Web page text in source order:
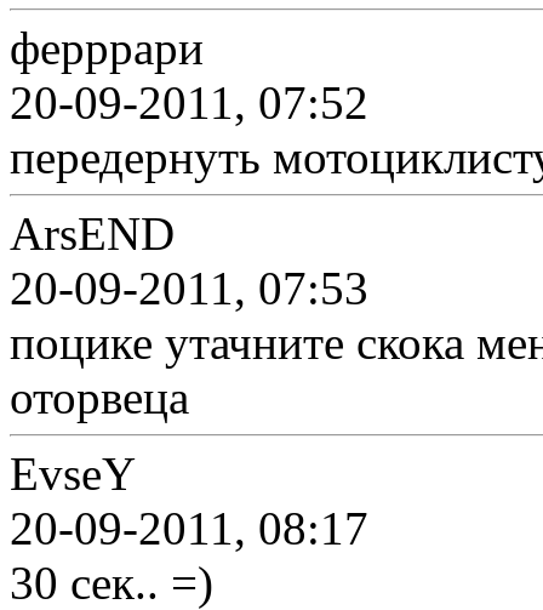
ферррари
20-09-2011, 07:52
передернуть
ArsEND
20-09-2011, 07:53
поцике утачните скока
оторвеца
EvseY
20-09-2011, 08:17
30 cек.. =)